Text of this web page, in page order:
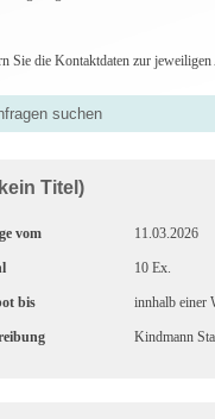
Sie die Kontaktdaten zur
Titel)
vom 11.03.2026
10 Ex.
bis innhalb einer
Kindmann